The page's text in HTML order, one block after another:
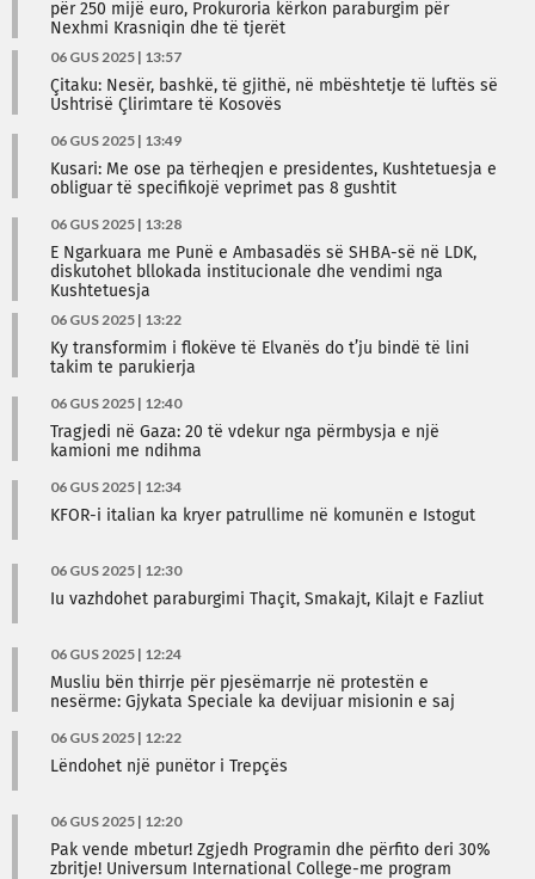
për 250 mijë euro, Prokuroria kërkon paraburgim për
Nexhmi Krasniqin dhe të tjerët
06 GUS 2025 | 13:57
Çitaku: Nesër, bashkë, të gjithë, në mbështetje të luftës së
Ushtrisë Çlirimtare të Kosovës
06 GUS 2025 | 13:49
Kusari: Me ose pa tërheqjen e presidentes, Kushtetuesja e
obliguar të specifikojë veprimet pas 8 gushtit
06 GUS 2025 | 13:28
E Ngarkuara me Punë e Ambasadës së SHBA-së në LDK,
diskutohet bllokada institucionale dhe vendimi nga
Kushtetuesja
06 GUS 2025 | 13:22
Ky transformim i flokëve të Elvanës do t’ju bindë të lini
takim te parukierja
06 GUS 2025 | 12:40
Tragjedi në Gaza: 20 të vdekur nga përmbysja e një
kamioni me ndihma
06 GUS 2025 | 12:34
KFOR-i italian ka kryer patrullime në komunën e Istogut
06 GUS 2025 | 12:30
Iu vazhdohet paraburgimi Thaçit, Smakajt, Kilajt e Fazliut
06 GUS 2025 | 12:24
Musliu bën thirrje për pjesëmarrje në protestën e
nesërme: Gjykata Speciale ka devijuar misionin e saj
06 GUS 2025 | 12:22
Lëndohet një punëtor i Trepçës
06 GUS 2025 | 12:20
Pak vende mbetur! Zgjedh Programin dhe përfito deri 30%
zbritje! Universum International College-me program